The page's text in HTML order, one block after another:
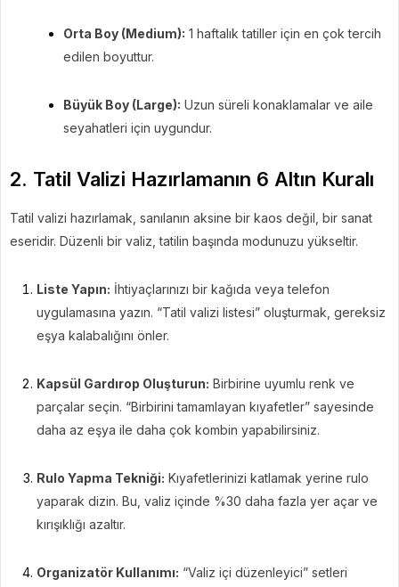
Orta Boy (Medium): 1 haftalık tatiller için en çok tercih
edilen boyuttur.
Büyük Boy (Large): Uzun süreli konaklamalar ve aile
seyahatleri için uygundur.
2. Tatil Valizi Hazırlamanın 6 Altın Kuralı
Tatil valizi hazırlamak, sanılanın aksine bir kaos değil, bir sanat
eseridir. Düzenli bir valiz, tatilin başında modunuzu yükseltir.
Liste Yapın: İhtiyaçlarınızı bir kağıda veya telefon
uygulamasına yazın. “Tatil valizi listesi” oluşturmak, gereksiz
eşya kalabalığını önler.
Kapsül Gardırop Oluşturun: Birbirine uyumlu renk ve
parçalar seçin. “Birbirini tamamlayan kıyafetler” sayesinde
daha az eşya ile daha çok kombin yapabilirsiniz.
Rulo Yapma Tekniği: Kıyafetlerinizi katlamak yerine rulo
yaparak dizin. Bu, valiz içinde %30 daha fazla yer açar ve
kırışıklığı azaltır.
Organizatör Kullanımı: “Valiz içi düzenleyici” setleri